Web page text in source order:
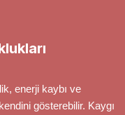
enerji kaybı ve
gösterebilir. Kaygı